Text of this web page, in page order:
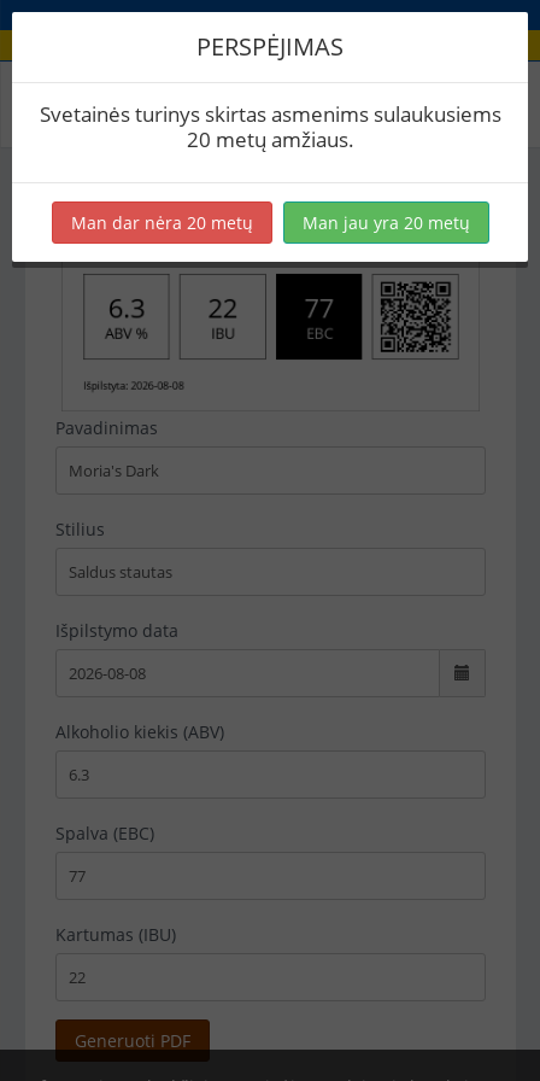
Recepto etikečių spausdinimas
Pavadinimas
Stilius
Išpilstymo data
Alkoholio kiekis (ABV)
Spalva (EBC)
Kartumas (IBU)
Generuoti PDF
PERSPĖJIMAS
Svetainės turinys skirtas asmenims sulaukusiems
20 metų amžiaus.
Man dar nėra 20 metų Man jau yra 20 metų